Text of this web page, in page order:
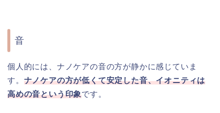
音
個人的には、ナノケアの音の方が静かに感じていま
す。 ナノケアの方が低くて安定した音、イオニティは
高めの音という印象です。